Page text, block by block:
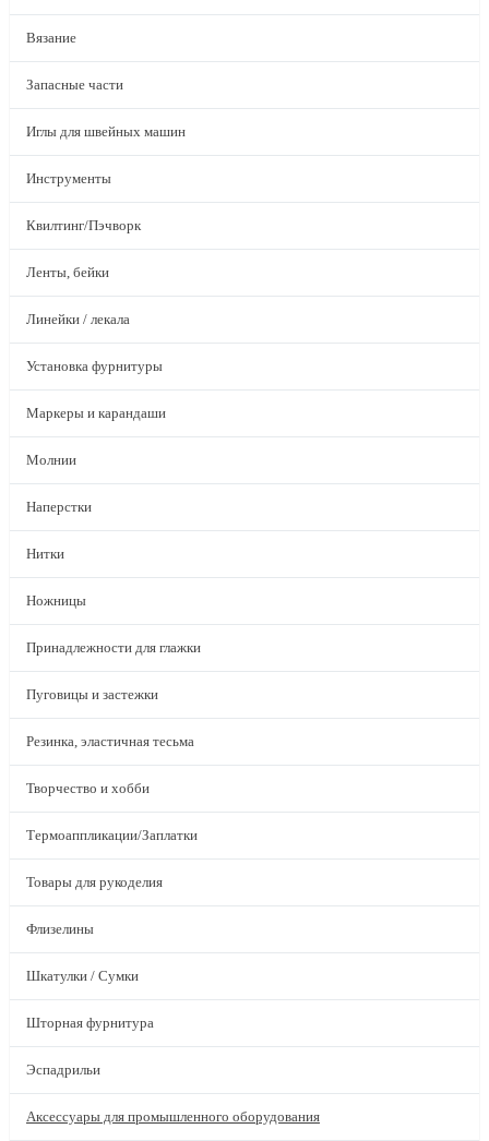
Вязание
Запасные части
Иглы для швейных машин
Инструменты
Квилтинг/Пэчворк
Ленты, бейки
Линейки / лекала
Установка фурнитуры
Маркеры и карандаши
Молнии
Наперстки
Нитки
Ножницы
Принадлежности для глажки
Пуговицы и застежки
Резинка, эластичная тесьма
Творчество и хобби
Термоаппликации/Заплатки
Товары для рукоделия
Флизелины
Шкатулки / Сумки
Шторная фурнитура
Эспадрильи
Аксессуары для промышленного оборудования